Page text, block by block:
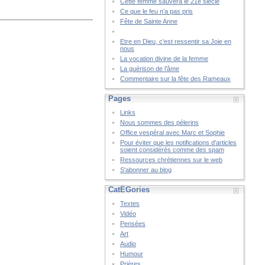
Ce que le feu n’a pas pris
Fête de Sainte Anne
Etre en Dieu, c'est ressentir sa Joie en
nous
La vocation divine de la femme
La guérison de l’âme
Commentaire sur la fête des Rameaux
Pages
Links
Nous sommes des pélerins
Office vespéral avec Marc et Sophie
Pour éviter que les notifications d'articles
soient considérés comme des spam
Ressources chrétiennes sur le web
S'abonner au blog
CatÉGories
Textes
Vidéo
Pensées
Art
Audio
Humour